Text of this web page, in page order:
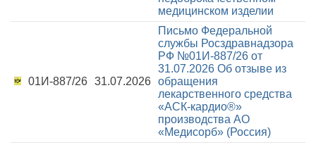
медицинском изделии
01И-887/26 31.07.2026
Письмо Федеральной
службы Росздравнадзора
РФ №01И-887/26 от
31.07.2026 Об отзыве из
обращения
лекарственного средства
«АСК-кардио®»
производства АО
«Медисорб» (Россия)